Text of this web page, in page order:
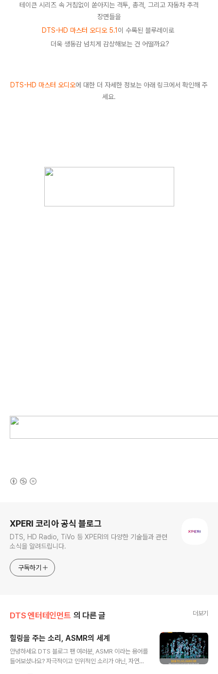
테이큰 시리즈 속 거침없이 쏟아지는 격투 총격
그리고 자동차 추격
장면들을
DTS-HD 마스터 오디오 5.1 이 수록된 블루레이로
더욱 생동감 넘치게 감상해보는 건 어떨까요?
DTS-HD 마스터 오디오에 대한 더 자세한 정보는 아래 링크에서 확인해 주
세요.
XPERI 코리아 공식 블로그
DTS, HD Radio, TiVo 등 XPERI의 다양한 기술들과 관련
소식을 알려드립니다.
구독하기
DTS 엔터테인먼트 의 다른 글 더보기
힐링을 주는 소리, ASMR의 세계
안녕하세요 DTS 블로그 팬 여러분, ASMR 이라는 용어를
들어보셨나요? 자극적이고 인위적인 소리가 아닌, 자연스